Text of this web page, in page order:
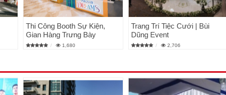
Thi Công Booth Sự Kiện,
Gian Hàng Trưng Bày
1,680
Trang Trí Tiệc Cưới | Bùi
Dũng Event
2,706